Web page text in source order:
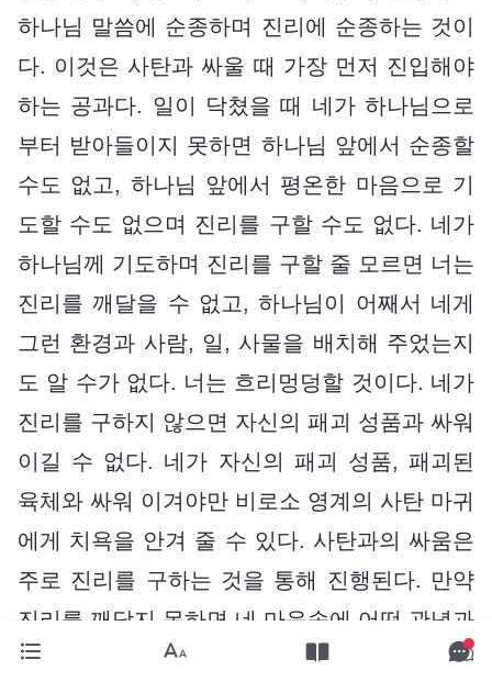
하나님 말씀에 순종하며 진리에 순종하는 것이
다. 이것은 사탄과 싸울 때 가장 먼저 진입해야
하는 공과다. 일이 닥쳤을 때 네가 하나님으로
부터 받아들이지 못하면 하나님 앞에서 순종할
수도 없고, 하나님 앞에서 평온한 마음으로 기
도할 수도 없으며 진리를 구할 수도 없다. 네가
하나님께 기도하며 진리를 구할 줄 모르면 너는
진리를 깨달을 수 없고, 하나님이 어째서 네게
그런 환경과 사람, 일, 사물을 배치해 주었는지
도 알 수가 없다. 너는 흐리멍덩할 것이다. 네가
진리를 구하지 않으면 자신의 패괴 성품과 싸워
이길 수 없다. 네가 자신의 패괴 성품, 패괴된
육체와 싸워 이겨야만 비로소 영계의 사탄 마귀
에게 치욕을 안겨 줄 수 있다. 사탄과의 싸움은
주로 진리를 구하는 것을 통해 진행된다. 만약
진리를 깨닫지 못하면 네 마음속에 어떤 관념과
문제가 생기든 다 너를 소극적이고 연약하게 만